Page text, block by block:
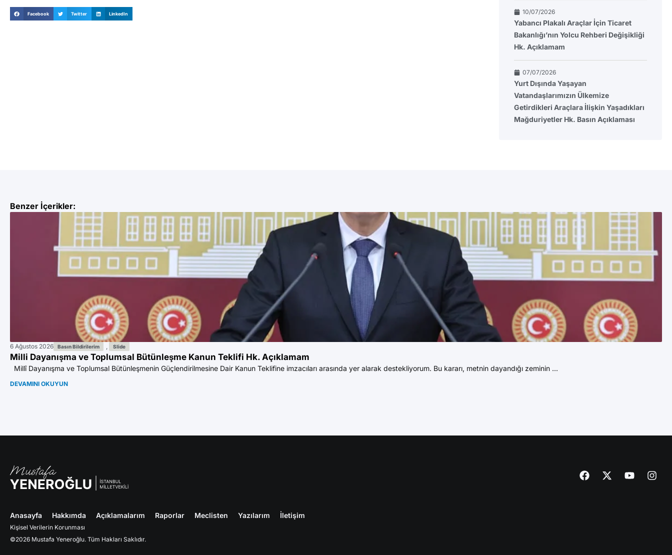
Facebook Twitter LinkedIn 10/07/2026
Yabancı Plakalı Araçlar İçin Ticaret
Bakanlığı’nın Yolcu Rehberi Değişikliği
Hk. Açıklamam
07/07/2026
Yurt Dışında Yaşayan
Vatandaşlarımızın Ülkemize
Getirdikleri Araçlara İlişkin Yaşadıkları
Mağduriyetler Hk. Basın Açıklaması
Benzer İçerikler:
6 Ağustos 2026 Basın Bildirilerim , Slide
Milli Dayanışma ve Toplumsal Bütünleşme Kanun Teklifi Hk. Açıklamam
Millî Dayanışma ve Toplumsal Bütünleşmenin Güçlendirilmesine Dair Kanun Teklifine imzacıları arasında yer alarak destekliyorum. Bu kararı, metnin dayandığı zeminin ...
DEVAMINI OKUYUN
Anasayfa Hakkımda Açıklamalarım Raporlar Meclisten Yazılarım İletişim
Kişisel Verilerin Korunması
©2026 Mustafa Yeneroğlu. Tüm Hakları Saklıdır.